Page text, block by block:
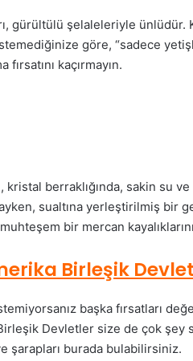
gürültülü şelaleleriyle ünlüdür.
göre, “sadece
kaçırmayın.
berraklığında, sakin su
sualtına yerleştirilmiş bir
bir mercan kayalıklarını
Birleşik
başka fırsatları
Devletler size de çok şey
şarapları burada bulabilirsiniz.